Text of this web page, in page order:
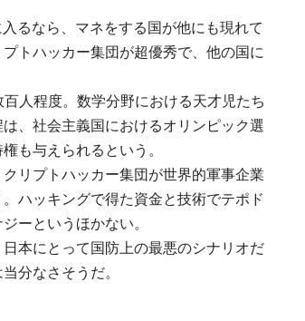
るなら、マネをする国が他にも現れて
トハッカー集団が超優秀で、他の国に
人程度。数学分野における天才児たち
、社会主義国におけるオリンピック選
も与えられるという。
リプトハッカー集団が世界的軍事企業
ハッキングで得た資金と技術でテポド
ーというほかない。
本にとって国防上の最悪のシナリオだ
分なさそうだ。